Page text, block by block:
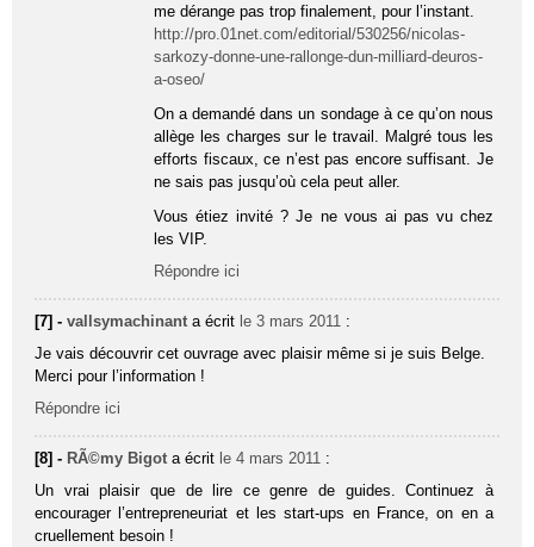
me dérange pas trop finalement, pour l’instant.
http://pro.01net.com/editorial/530256/nicolas-
sarkozy-donne-une-rallonge-dun-milliard-deuros-
a-oseo/
On a demandé dans un sondage à ce qu’on nous
allège les charges sur le travail. Malgré tous les
efforts fiscaux, ce n’est pas encore suffisant. Je
ne sais pas jusqu’où cela peut aller.
Vous étiez invité ? Je ne vous ai pas vu chez
les VIP.
Répondre ici
[7] -vallsymachinant a écrit le 3 mars 2011 :
Je vais découvrir cet ouvrage avec plaisir même si je suis Belge.
Merci pour l’information !
Répondre ici
[8] - RÃ©my Bigot a écrit le 4 mars 2011 :
Un vrai plaisir que de lire ce genre de guides. Continuez à
encourager l’entrepreneuriat et les start-ups en France, on en a
cruellement besoin !